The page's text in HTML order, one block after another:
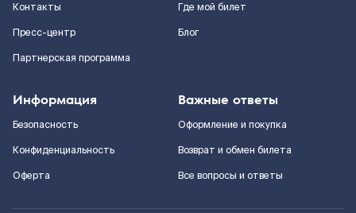
Контакты
Пресс-центр
Партнерская программа
Где мой билет
Блог
Информация
Безопасность
Конфиденциальность
Оферта
Важные ответы
Оформление и покупка
Возврат и обмен билета
Все вопросы и ответы